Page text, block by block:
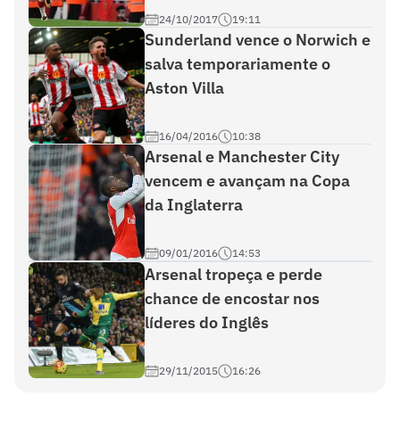
24/10/2017 19:11
Sunderland vence o Norwich e
salva temporariamente o
Aston Villa
16/04/2016 10:38
Arsenal e Manchester City
vencem e avançam na Copa
da Inglaterra
09/01/2016 14:53
Arsenal tropeça e perde
chance de encostar nos
líderes do Inglês
29/11/2015 16:26